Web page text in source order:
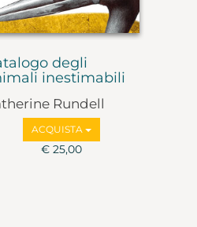
degli
inestimabili
Rundell
ACQUISTA
€ 25,00